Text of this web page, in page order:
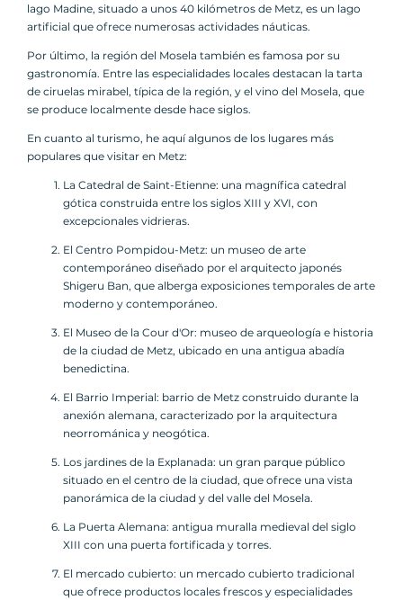
lago Madine, situado a unos 40 kilómetros de Metz, es un lago
artificial que ofrece numerosas actividades náuticas.
Por último, la región del Mosela también es famosa por su
gastronomía. Entre las especialidades locales destacan la tarta
de ciruelas mirabel, típica de la región, y el vino del Mosela, que
se produce localmente desde hace siglos.
En cuanto al turismo, he aquí algunos de los lugares más
populares que visitar en Metz:
La Catedral de Saint-Etienne: una magnífica catedral
gótica construida entre los siglos XIII y XVI, con
excepcionales vidrieras.
El Centro Pompidou-Metz: un museo de arte
contemporáneo diseñado por el arquitecto japonés
Shigeru Ban, que alberga exposiciones temporales de arte
moderno y contemporáneo.
El Museo de la Cour d'Or: museo de arqueología e historia
de la ciudad de Metz, ubicado en una antigua abadía
benedictina.
El Barrio Imperial: barrio de Metz construido durante la
anexión alemana, caracterizado por la arquitectura
neorrománica y neogótica.
Los jardines de la Explanada: un gran parque público
situado en el centro de la ciudad, que ofrece una vista
panorámica de la ciudad y del valle del Mosela.
La Puerta Alemana: antigua muralla medieval del siglo
XIII con una puerta fortificada y torres.
El mercado cubierto: un mercado cubierto tradicional
que ofrece productos locales frescos y especialidades